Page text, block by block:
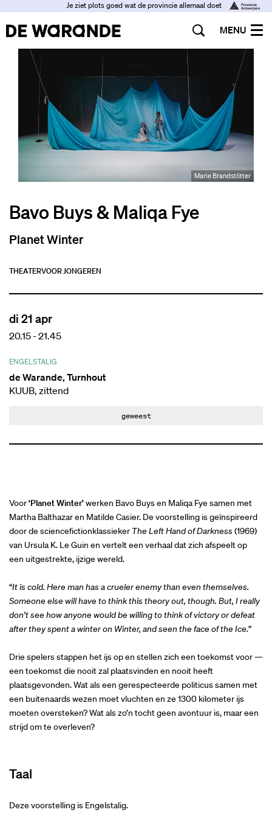
Je ziet plots goed wat de provincie allemaal doet
MENU
Marie Brandstötter
Bavo Buys & Maliqa Fye
Planet Winter
THEATERVOOR JONGEREN
di 21 apr
20.15-21.45
ENGELSTALIG
de Warande, Turnhout
KUUB, zittend
geweest
Voor‘Planet Winter’werken Bavo Buys en Maliqa Fye samen met
Martha Balthazar en Matilde Casier. De voorstelling is geïnspireerd
door de sciencefictionklassieker The Left Hand of Darkness(1969)
van Ursula K. Le Guin en vertelt een verhaal dat zich afspeelt op
een uitgestrekte, ijzige wereld.
“It is cold. Here man has a crueler enemy than even themselves.
Someone else will have to think this theory out, though. But, I really
don’t see how anyone would be willing to think of victory or defeat
after they spent a winter on Winter, and seen the face of the Ice.”
Drie spelers stappen het ijs op en stellen zich een toekomst voor —
een toekomst die nooit zal plaatsvinden en nooit heeft
plaatsgevonden. Wat als een gerespecteerde politicus samen met
een buitenaards wezen moet vluchten en ze 1300 kilometer ijs
moeten oversteken? Wat als zo’n tocht geen avontuur is, maar een
strijd om te overleven?
Taal
Deze voorstelling is Engelstalig.